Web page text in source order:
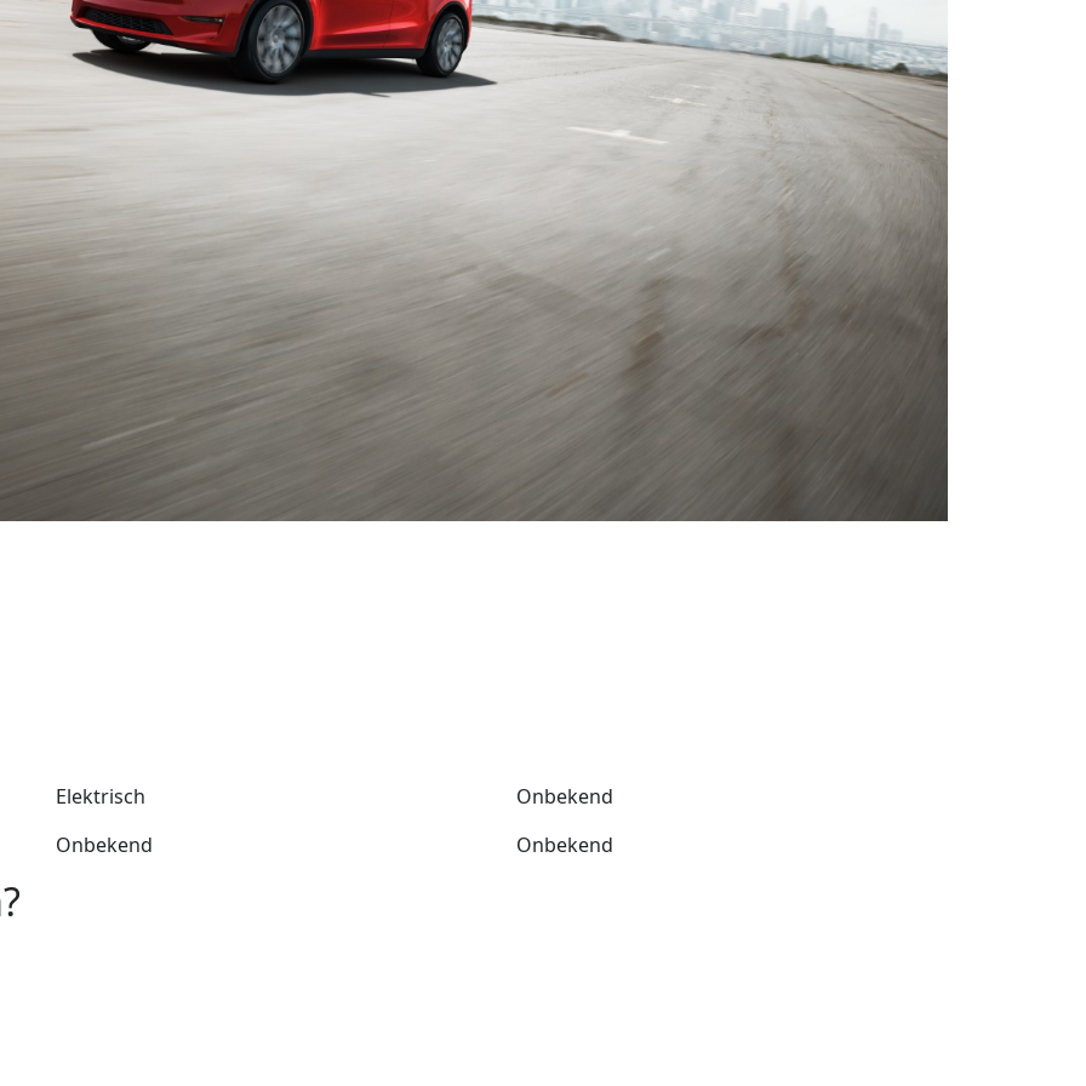
Elektrisch
Onbekend
Onbekend
Onbekend